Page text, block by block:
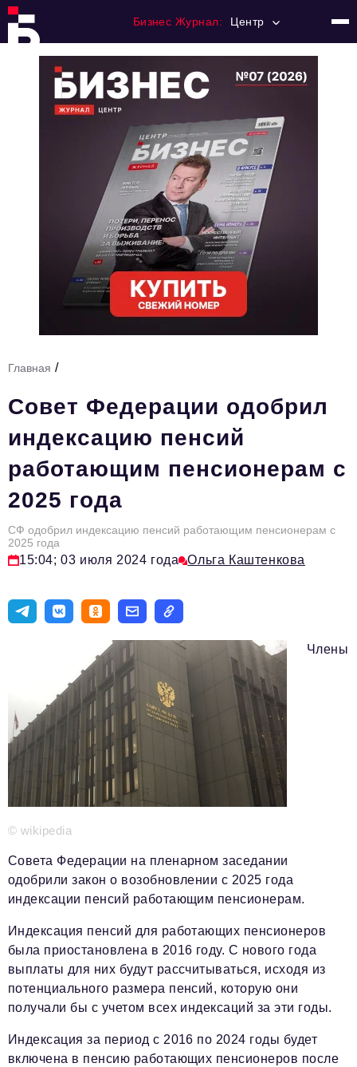
Бизнес Журнал: Центр
Регулирование
Премия "Тульский Бизнес"
История тульского предпринимательства
Тема номера
HR
Персона номера
Инфраструктура развития
Технологии и тренды
Туризм
Мероприятия
Авторские материалы
Телефон редакции: +7 495 727-01-67
Электронные почты редакции:
Информационный отдел
info@business-magazine.online
reklama@business-magazine.online
podpiska@business-magazine.online
Отдел по работе с партнерами
partner@business-magazine.online
Главная /
Совет Федерации одобрил
индексацию пенсий
работающим пенсионерам с
2025 года
СФ одобрил индексацию пенсий работающим пенсионерам с
2025 года
15:04; 03 июля 2024 года Ольга Каштенкова
© wikipedia
Члены
Совета Федерации на пленарном заседании
одобрили закон о возобновлении с 2025 года
индексации пенсий работающим пенсионерам.
Индексация пенсий для работающих пенсионеров
была приостановлена в 2016 году. С нового года
выплаты для них будут рассчитываться, исходя из
потенциального размера пенсий, которую они
получали бы с учетом всех индексаций за эти годы.
Индексация за период с 2016 по 2024 годы будет
включена в пенсию работающих пенсионеров после